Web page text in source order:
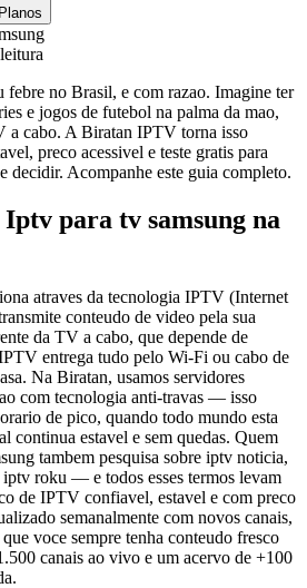
febre no Brasil, e com razao. Imagine ter
e jogos de futebol na palma da mao,
a cabo. A Biratan IPTV torna isso
preco acessivel e teste gratis para
decidir. Acompanhe este guia completo.
para tv samsung na
atraves da tecnologia IPTV (Internet
conteudo de video pela sua
da TV a cabo, que depende de
entrega tudo pelo Wi-Fi ou cabo de
Na Biratan, usamos servidores
com tecnologia anti-travas — isso
de pico, quando todo mundo esta
continua estavel e sem quedas. Quem
tambem pesquisa sobre iptv noticia,
roku — e todos esses termos levam
de IPTV confiavel, estavel e com preco
semanalmente com novos canais,
voce sempre tenha conteudo fresco
canais ao vivo e um acervo de +100